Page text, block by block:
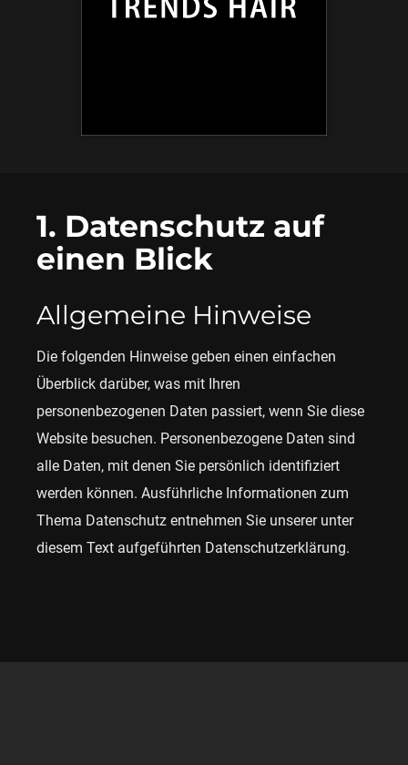
1. Datenschutz auf
einen Blick
Allgemeine Hinweise
Die folgenden Hinweise geben einen einfachen
Überblick darüber, was mit Ihren
personenbezogenen Daten passiert, wenn Sie diese
Website besuchen. Personenbezogene Daten sind
alle Daten, mit denen Sie persönlich identifiziert
werden können. Ausführliche Informationen zum
Thema Datenschutz entnehmen Sie unserer unter
diesem Text aufgeführten Datenschutzerklärung.